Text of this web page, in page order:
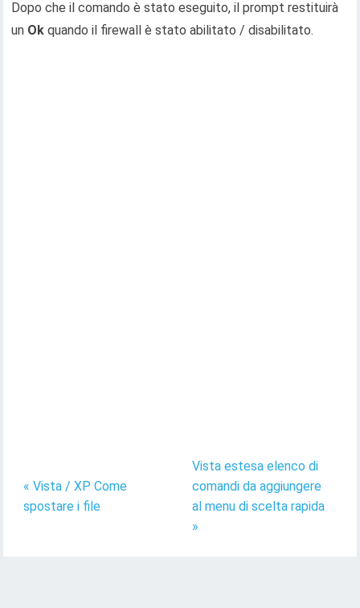
Dopo che il comando è stato eseguito, il prompt restituirà
un Ok quando il firewall è stato abilitato / disabilitato.
« Vista / XP Come
spostare i file
Vista estesa elenco di
comandi da aggiungere
al menu di scelta rapida
»